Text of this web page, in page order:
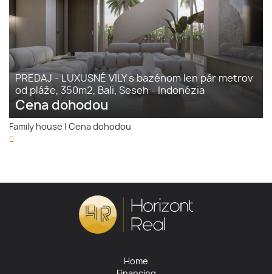
PREDAJ - LUXUSNÉ VILY s bazénom len pár metrov
od pláže, 350m2, Bali, Seseh - Indonézia
Cena dohodou
Family house Cena dohodou
Home